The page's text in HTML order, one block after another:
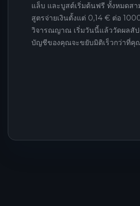
แล็บ และบูสต์เริ่มต้นฟรี ทั้งหมดสา
สูตรจ่ายเงินตั้งแต่ 0,14 € ต่อ
วิจารณญาณ เริ่มวันนี้แล้ววัดผลสั
บัญชีของคุณจะขยับมิติเร็วกว่าที่คุ